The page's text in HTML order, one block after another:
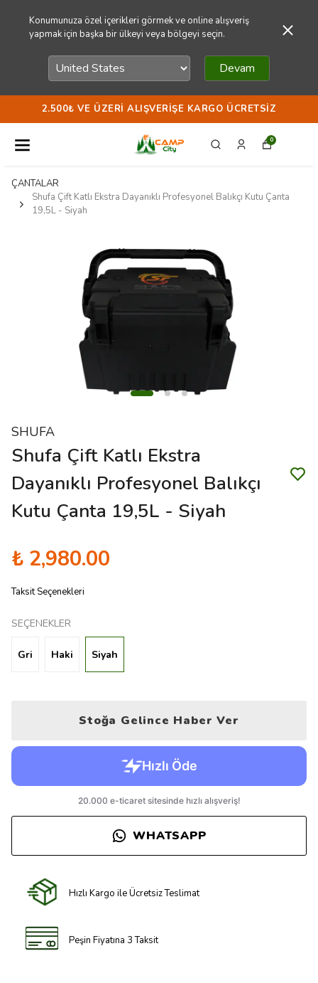
Konumunuza özel içerikleri görmek ve online alışveriş
yapmak için başka bir ülkeyi veya bölgeyi seçin.
Devam
2.500₺ VE ÜZERI ALIŞVERIŞE KARGO ÜCRETSIZ
0
ÇANTALAR
Shufa Çift Katlı Ekstra Dayanıklı Profesyonel Balıkçı Kutu Çanta
19,5L - Siyah
SHUFA
Shufa Çift Katlı Ekstra
Dayanıklı Profesyonel Balıkçı
Kutu Çanta 19,5L - Siyah
₺ 2,980.00
Taksit Seçenekleri
SEÇENEKLER
Gri Haki Siyah
Stoğa Gelince Haber Ver
WHATSAPP
Hızlı Kargo ile Ücretsiz Teslimat
Peşin Fiyatına 3 Taksit